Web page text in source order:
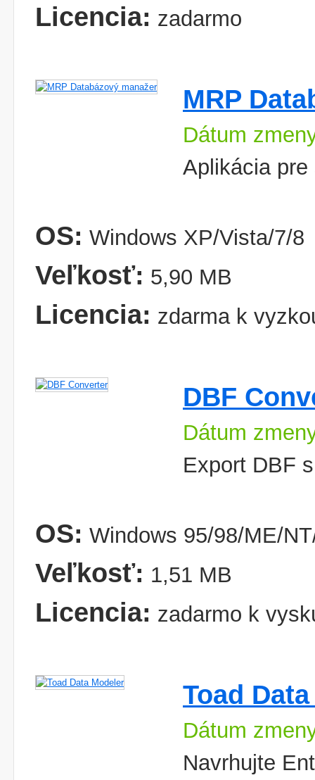
Licencia: zadarmo
MRP
Dátum
Aplikácia
OS: Windows XP/Vista/7/8
Veľkosť: 5,90 MB
Licencia: zdarma k
DBF
Dátum
Export DBF
OS: Windows 95/98/ME/
Veľkosť: 1,51 MB
Licencia: zadarmo k
Toad
Dátum
Navrhujte